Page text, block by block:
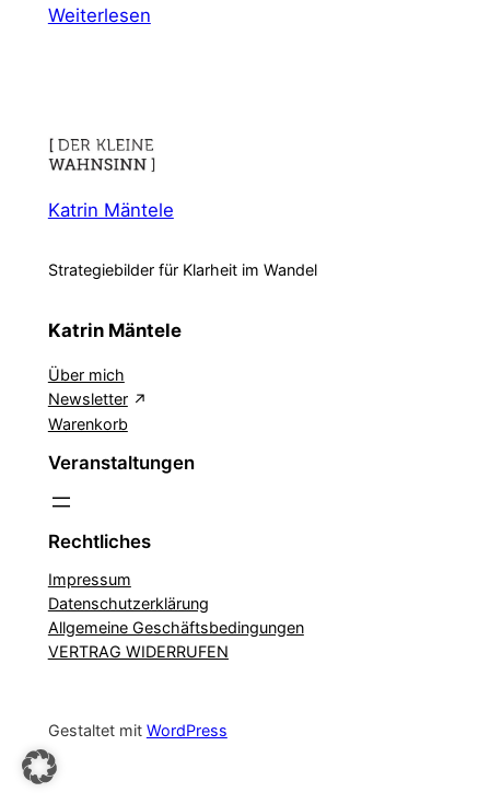
Weiterlesen:
Katrin Mäntele
Strategiebilder für Klarheit im Wandel
Katrin Mäntele
Über mich
Newsletter
Warenkorb
Veranstaltungen
Rechtliches
Impressum
Datenschutzerklärung
Allgemeine Geschäftsbedingungen
VERTRAG WIDERRUFEN
Gestaltet mit WordPress